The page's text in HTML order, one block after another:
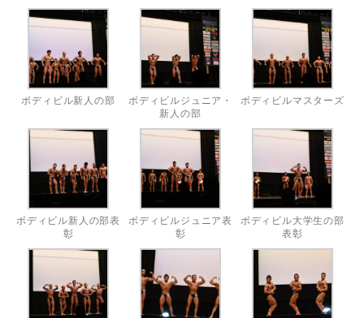
ボディビル新人の部
ボディビルジュニア・
新人の部
ボディビルマスターズ
ボディビル新人の部表
彰
ボディビルジュニア表
彰
ボディビル大学生の部
表彰